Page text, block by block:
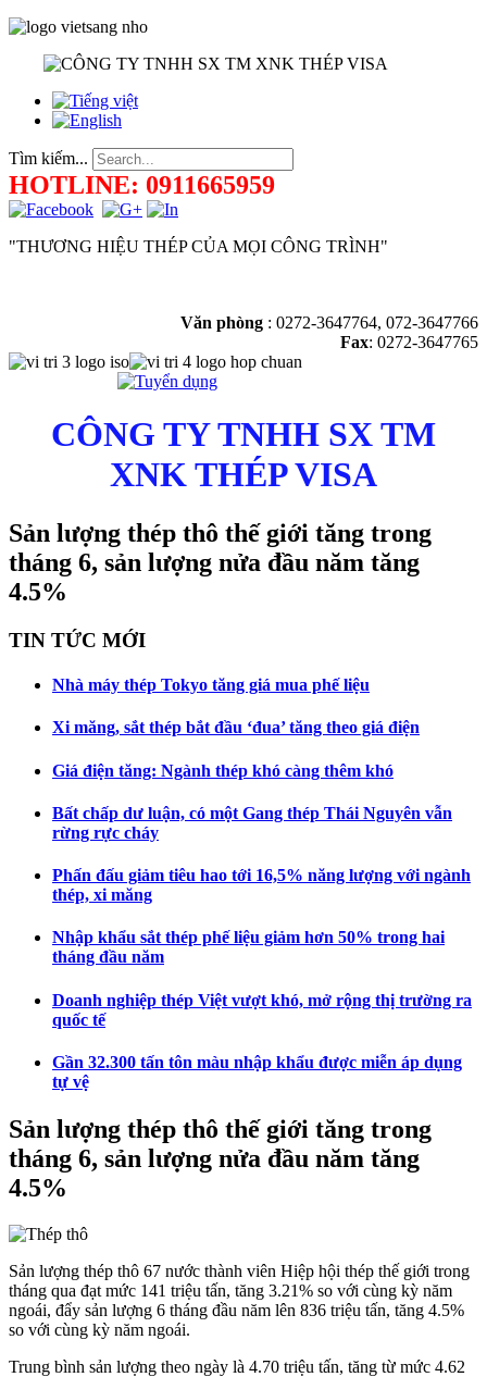
Tìm kiếm...
HOTLINE: 0911665959
"THƯƠNG HIỆU THÉP CỦA MỌI CÔNG TRÌNH"
Văn phòng : 0272-3647764, 072-3647766
Fax: 0272-3647765
CÔNG TY TNHH SX TM
XNK THÉP VISA
Sản lượng thép thô thế giới tăng trong
tháng 6, sản lượng nửa đầu năm tăng
4.5%
TIN TỨC MỚI
Nhà máy thép Tokyo tăng giá mua phế liệu
Xi măng, sắt thép bắt đầu ‘đua’ tăng theo giá điện
Giá điện tăng: Ngành thép khó càng thêm khó
Bất chấp dư luận, có một Gang thép Thái Nguyên vẫn
rừng rực cháy
Phấn đấu giảm tiêu hao tới 16,5% năng lượng với ngành
thép, xi măng
Nhập khẩu sắt thép phế liệu giảm hơn 50% trong hai
tháng đầu năm
Doanh nghiệp thép Việt vượt khó, mở rộng thị trường ra
quốc tế
Gần 32.300 tấn tôn màu nhập khẩu được miễn áp dụng
tự vệ
Sản lượng thép thô thế giới tăng trong
tháng 6, sản lượng nửa đầu năm tăng
4.5%
Sản lượng thép thô 67 nước thành viên Hiệp hội thép thế giới trong
tháng qua đạt mức 141 triệu tấn, tăng 3.21% so với cùng kỳ năm
ngoái, đẩy sản lượng 6 tháng đầu năm lên 836 triệu tấn, tăng 4.5%
so với cùng kỳ năm ngoái.
Trung bình sản lượng theo ngày là 4.70 triệu tấn, tăng từ mức 4.62